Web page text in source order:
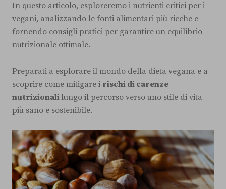
In questo articolo, esploreremo i nutrienti critici per i
vegani, analizzando le fonti alimentari più ricche e
fornendo consigli pratici per garantire un equilibrio
nutrizionale ottimale.
Preparati a esplorare il mondo della dieta vegana e a
scoprire come mitigare i rischi di carenze
nutrizionali lungo il percorso verso uno stile di vita
più sano e sostenibile.